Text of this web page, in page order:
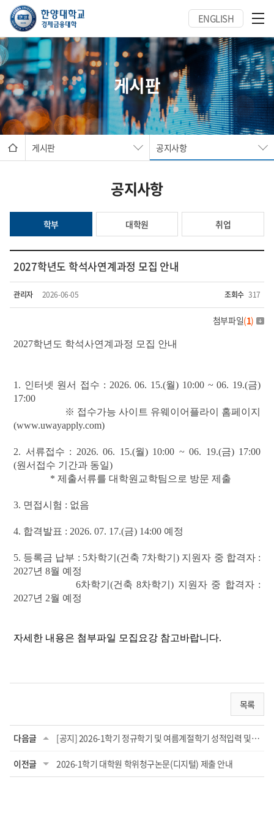
ENGLISH
게시판
게시판 공지사항
공지사항
학부 대학원 취업
2027학년도 학석사연계과정 모집 안내
관리자 2026-06-05 조회수 317
첨부파일(1)
2027학년도 학석사연계과정 모집 안내
1. 인터넷 원서 접수 : 2026. 06. 15.(월) 10:00 ~ 06. 19.(금)
17:00
※ 접수가능 사이트 유웨이어플라이 홈페이지
(www.uwayapply.com)
2. 서류접수 : 2026. 06. 15.(월) 10:00 ~ 06. 19.(금) 17:00
(원서접수 기간과 동일)
* 제출서류를 대학원교학팀으로 방문 제출
3. 면접시험 : 없음
4. 합격발표 : 2026. 07. 17.(금) 14:00 예정
5. 등록금 납부 : 5차학기(건축 7차학기) 지원자 중 합격자 :
2027년 8월 예정
6차학기(건축 8차학기) 지원자 중 합격자 :
2027년 2월 예정
자세한 내용은 첨부파일 모집요강 참고바랍니다.
목록
다음글 [공지] 2026-1학기 정규학기 및 여름계절학기 성적입력 및 열람 안내
이전글 2026-1학기 대학원 학위청구논문(디지털) 제출 안내